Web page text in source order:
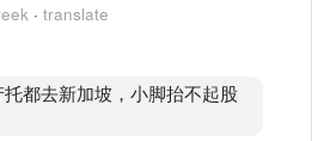
· translate
托都去新加坡，小脚抬不起股